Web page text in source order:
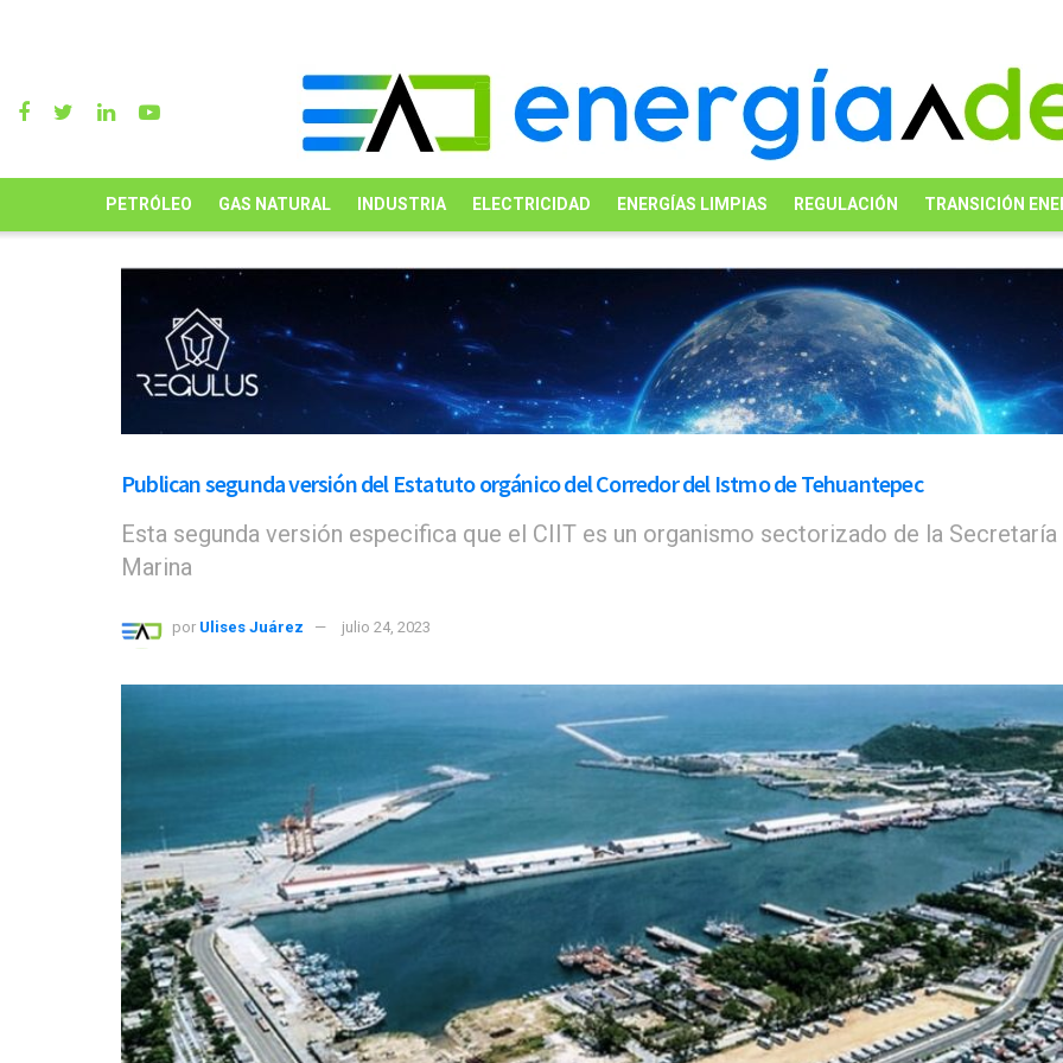
PETRÓLEO GAS NATURAL INDUSTRIA ELECTRICIDAD ENERGÍAS LIMPIAS REGULACIÓN TRANSICIÓN
Publican segunda versión del Estatuto orgánico del Corredor del Istmo de Tehuantepec
Esta segunda versión especifica que el CIIT es un organismo sectorizado de la Secretaría
Marina
por Ulises Juárez julio 24, 2023